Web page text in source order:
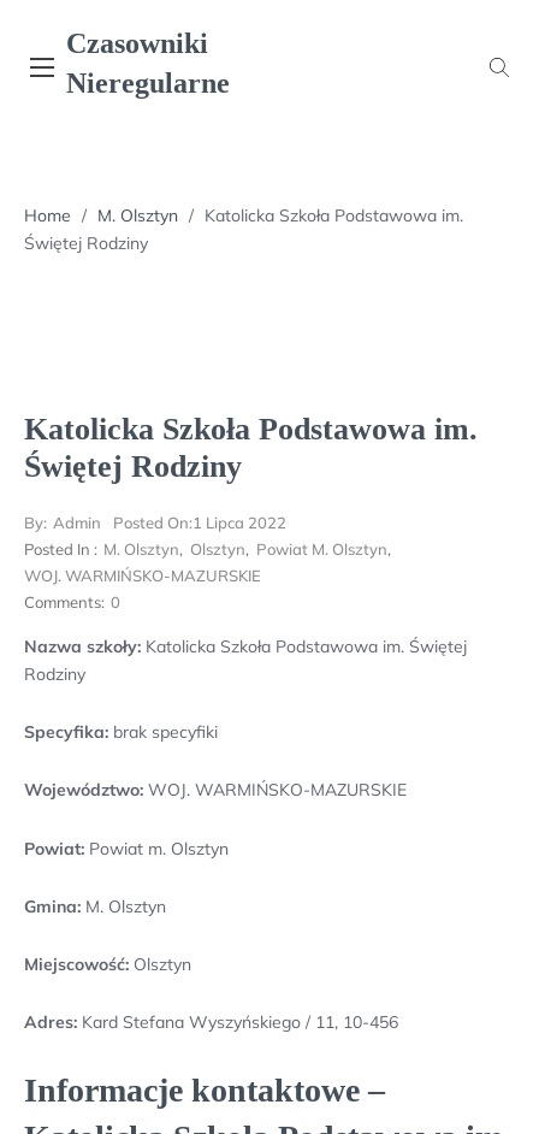
content
Czasowniki
Nieregularne
Home / M. Olsztyn / Katolicka Szkoła Podstawowa im.
Świętej Rodziny
Katolicka Szkoła Podstawowa im.
Świętej Rodziny
By: Admin Posted On:1 Lipca 2022
Posted In : M. Olsztyn, Olsztyn, Powiat M. Olsztyn,
WOJ. WARMIŃSKO-MAZURSKIE
Comments: 0
Nazwa szkoły: Katolicka Szkoła Podstawowa im. Świętej
Rodziny
Specyfika: brak specyfiki
Województwo: WOJ. WARMIŃSKO-MAZURSKIE
Powiat: Powiat m. Olsztyn
Gmina: M. Olsztyn
Miejscowość: Olsztyn
Adres: Kard Stefana Wyszyńskiego / 11, 10-456
Informacje kontaktowe –